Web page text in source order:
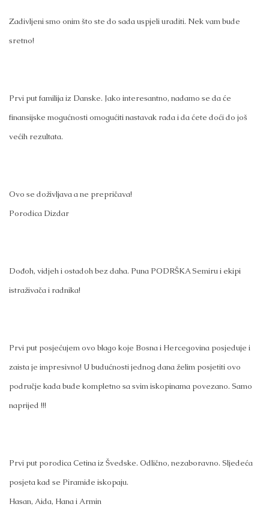
Zadivljeni smo onim što ste do sada uspjeli uraditi. Nek vam bude
sretno!
Prvi put familija iz Danske. Jako interesantno, nadamo se da će
finansijske mogućnosti omogućiti nastavak rada i da ćete doći do još
većih rezultata.
Ovo se doživljava a ne prepričava!
Porodica Dizdar
Dođoh, vidjeh i ostadoh bez daha. Puna PODRŠKA Semiru i ekipi
istraživača i radnika!
Prvi put posjećujem ovo blago koje Bosna i Hercegovina posjeduje i
zaista je impresivno! U budućnosti jednog dana želim posjetiti ovo
područje kada bude kompletno sa svim iskopinama povezano. Samo
naprijed !!!
Prvi put porodica Cetina iz Švedske. Odlično, nezaboravno. Sljedeća
posjeta kad se Piramide iskopaju.
Hasan, Aida, Hana i Armin